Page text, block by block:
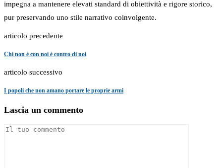
impegna a mantenere elevati standard di obiettività e rigore storico,
pur preservando uno stile narrativo coinvolgente.
articolo precedente
Chi non è con noi è contro di noi
articolo successivo
I popoli che non amano portare le proprie armi
Lascia un commento